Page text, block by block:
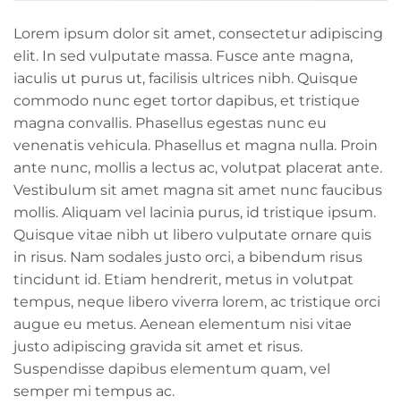
Lorem ipsum dolor sit amet, consectetur adipiscing
elit. In sed vulputate massa. Fusce ante magna,
iaculis ut purus ut, facilisis ultrices nibh. Quisque
commodo nunc eget tortor dapibus, et tristique
magna convallis. Phasellus egestas nunc eu
venenatis vehicula. Phasellus et magna nulla. Proin
ante nunc, mollis a lectus ac, volutpat placerat ante.
Vestibulum sit amet magna sit amet nunc faucibus
mollis. Aliquam vel lacinia purus, id tristique ipsum.
Quisque vitae nibh ut libero vulputate ornare quis
in risus. Nam sodales justo orci, a bibendum risus
tincidunt id. Etiam hendrerit, metus in volutpat
tempus, neque libero viverra lorem, ac tristique orci
augue eu metus. Aenean elementum nisi vitae
justo adipiscing gravida sit amet et risus.
Suspendisse dapibus elementum quam, vel
semper mi tempus ac.